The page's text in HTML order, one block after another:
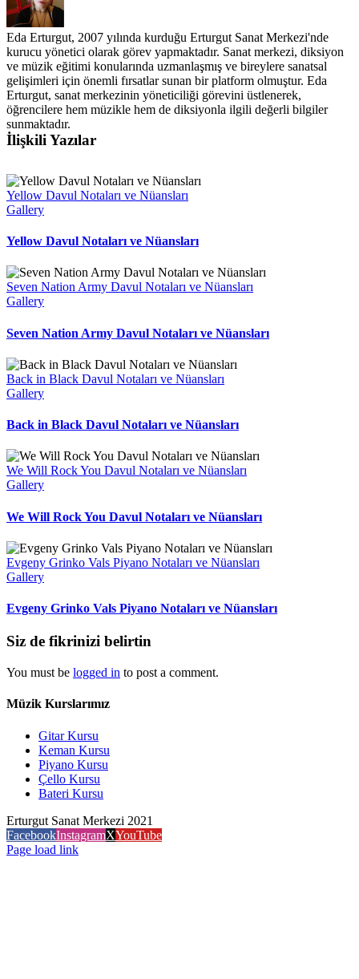
Eda Erturgut, 2007 yılında kurduğu Erturgut Sanat Merkezi'nde
kurucu yönetici olarak görev yapmaktadır. Sanat merkezi, diksiyon
ve müzik eğitimi konularında uzmanlaşmış ve bireylere sanatsal
gelişimleri için önemli fırsatlar sunan bir platform olmuştur. Eda
Erturgut, sanat merkezinin yöneticiliği görevini üstlenerek,
öğrencilere hem müzikle hem de diksiyonla ilgili değerli bilgiler
sunmaktadır.
İlişkili Yazılar
Yellow Davul Notaları ve Nüansları
Gallery
Yellow Davul Notaları ve Nüansları
Seven Nation Army Davul Notaları ve Nüansları
Gallery
Seven Nation Army Davul Notaları ve Nüansları
Back in Black Davul Notaları ve Nüansları
Gallery
Back in Black Davul Notaları ve Nüansları
We Will Rock You Davul Notaları ve Nüansları
Gallery
We Will Rock You Davul Notaları ve Nüansları
Evgeny Grinko Vals Piyano Notaları ve Nüansları
Gallery
Evgeny Grinko Vals Piyano Notaları ve Nüansları
Siz de fikrinizi belirtin
You must be logged in to post a comment.
Müzik Kurslarımız
Gitar Kursu
Keman Kursu
Piyano Kursu
Çello Kursu
Bateri Kursu
Erturgut Sanat Merkezi 2021
FacebookInstagramXYouTube
Page load link